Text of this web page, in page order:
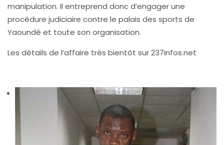
manipulation. Il entreprend donc d’engager une
procédure judiciaire contre le palais des sports de
Yaoundé et toute son organisation.
Les détails de l’affaire très bientôt sur 237infos.net